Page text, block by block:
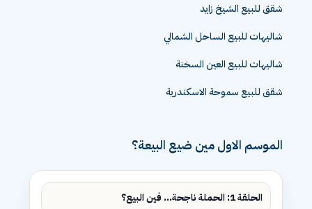
شقق للبيع الشيخ زايد
شاليهات للبيع الساحل الشمالي
شاليهات للبيع العين السخنة
شقق للبيع سموحة الاسكندرية
الموسم الاول مين ضيع البيعة؟
الحلقة 1: الحملة ناجحة... فين البيع؟